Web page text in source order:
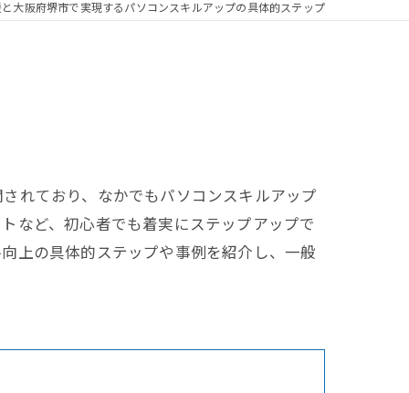
大阪府堺市で実現するパソコンスキルアップの具体的ステップ
れており、なかでもパソコンスキルアップ
など、初心者でも着実にステップアップで
上の具体的ステップや事例を紹介し、一般